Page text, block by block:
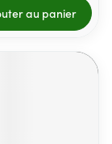
au panier